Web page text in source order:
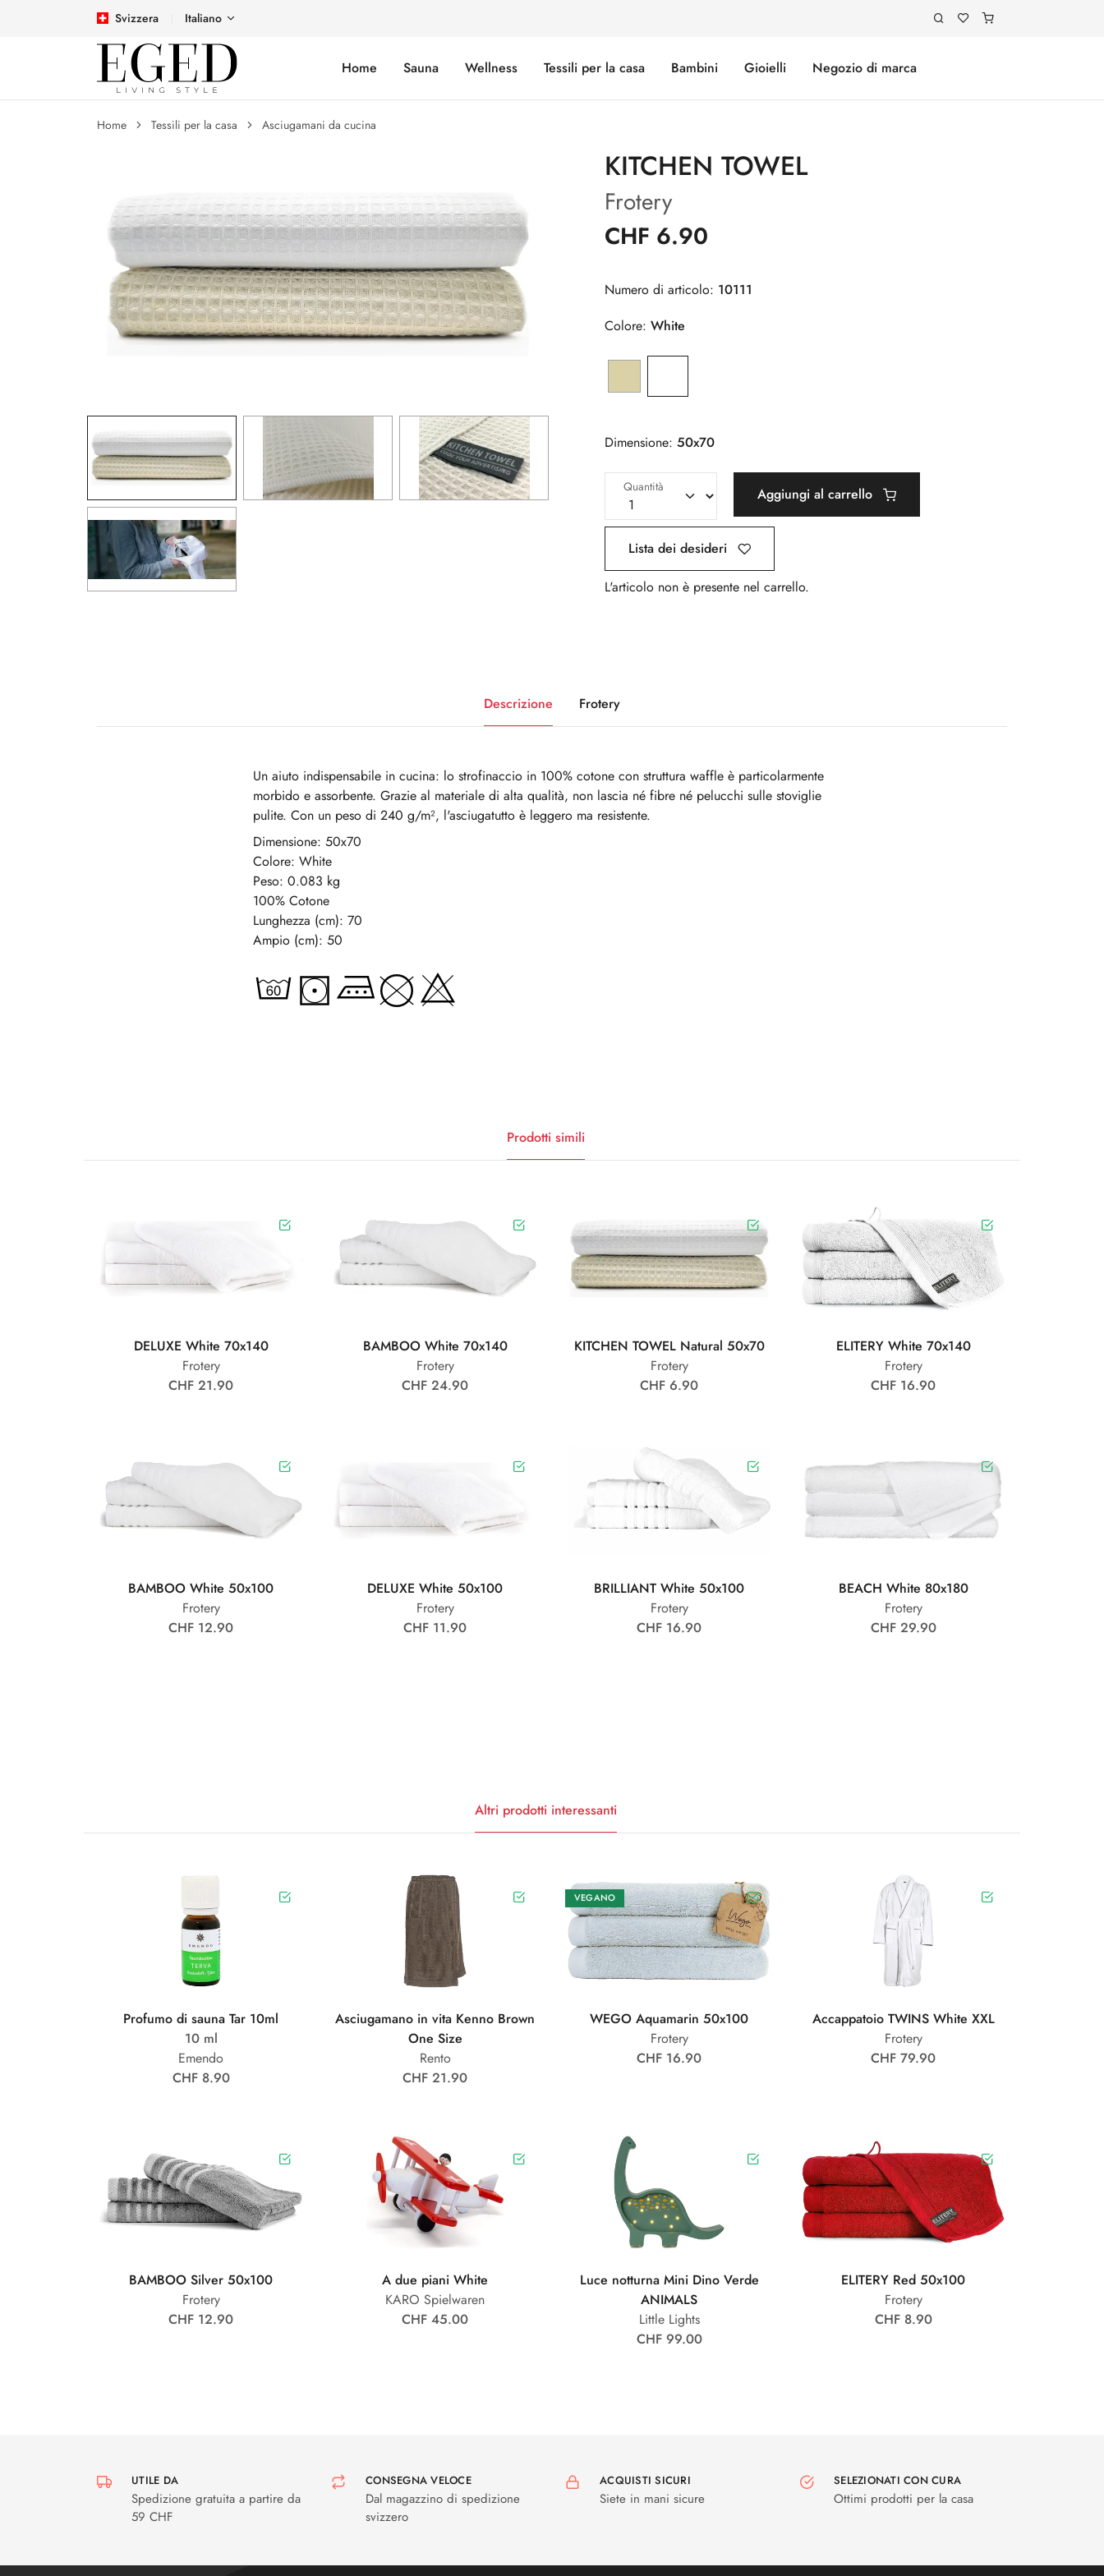
Svizzera Italiano
Home Sauna Wellness Tessili per la casa Bambini Gioielli Negozio di marca
Home Tessili per la casa Asciugamani da cucina
KITCHEN TOWEL
Frotery
CHF 6.90
Numero di articolo: 10111
Colore: White
Dimensione: 50x70
Quantità Aggiungi al carrello
Lista dei desideri
L'articolo non è presente nel carrello.
Descrizione Frotery
Un aiuto indispensabile in cucina: lo strofinaccio in 100% cotone con struttura waffle è particolarmente
morbido e assorbente. Grazie al materiale di alta qualità, non lascia né fibre né pelucchi sulle stoviglie
pulite. Con un peso di 240 g/m², l'asciugatutto è leggero ma resistente.
Dimensione: 50x70
Colore: White
Peso: 0.083 kg
100% Cotone
Lunghezza (cm): 70
Ampio (cm): 50
Prodotti simili
DELUXE White 70x140
Frotery
CHF 21.90
BAMBOO White 70x140
Frotery
CHF 24.90
KITCHEN TOWEL Natural 50x70
Frotery
CHF 6.90
ELITERY White 70x140
Frotery
CHF 16.90
BAMBOO White 50x100
Frotery
CHF 12.90
DELUXE White 50x100
Frotery
CHF 11.90
BRILLIANT White 50x100
Frotery
CHF 16.90
BEACH White 80x180
Frotery
CHF 29.90
Altri prodotti interessanti
Profumo di sauna Tar 10ml
10 ml
Emendo
CHF 8.90
Asciugamano in vita Kenno Brown
One Size
Rento
CHF 21.90
VEGANO
WEGO Aquamarin 50x100
Frotery
CHF 16.90
Accappatoio TWINS White XXL
Frotery
CHF 79.90
BAMBOO Silver 50x100
Frotery
CHF 12.90
A due piani White
KARO Spielwaren
CHF 45.00
Luce notturna Mini Dino Verde
ANIMALS
Little Lights
CHF 99.00
ELITERY Red 50x100
Frotery
CHF 8.90
UTILE DA
Spedizione gratuita a partire da
59 CHF
CONSEGNA VELOCE
Dal magazzino di spedizione
svizzero
ACQUISTI SICURI
Siete in mani sicure
SELEZIONATI CON CURA
Ottimi prodotti per la casa